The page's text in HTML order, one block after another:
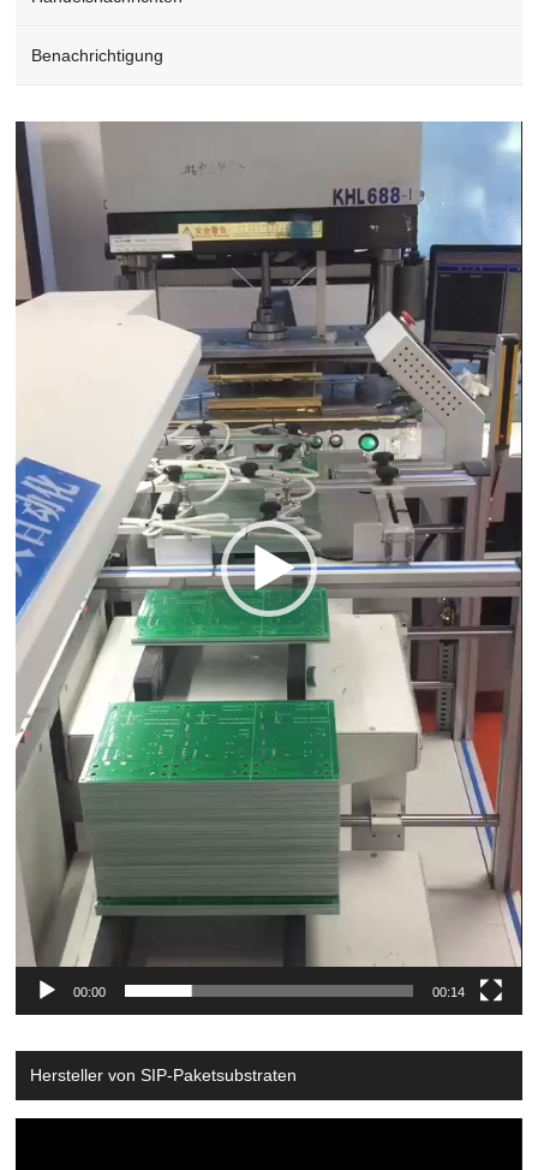
Benachrichtigung
Video
Player
00:00 00:14
Hersteller von SIP-Paketsubstraten